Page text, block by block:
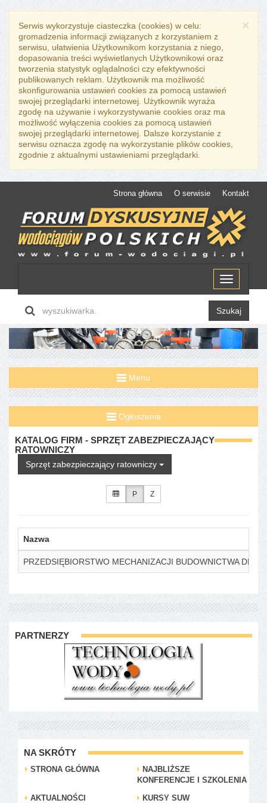
×
Serwis wykorzystuje ciasteczka (cookies) w celu:
gromadzenia informacji związanych z korzystaniem z
serwisu, ułatwienia Użytkownikom korzystania z niego,
dopasowania treści wyświetlanych Użytkownikowi oraz
tworzenia statystyk oglądalności czy efektywności
publikowanych reklam. Użytkownik ma możliwość
skonfigurowania ustawień cookies za pomocą ustawień
swojej przeglądarki internetowej. Użytkownik wyraża
zgodę na używanie i wykorzystywanie cookies oraz ma
możliwość wyłączenia cookies za pomocą ustawień
swojej przeglądarki internetowej. Dalsze korzystanie z
serwisu oznacza zgodę na wykorzystanie plików cookies,
zgodnie z aktualnymi ustawieniami przeglądarki.
Strona główna O serwisie Kontakt
Menu
Szukaj
Menu
Ogłoszenia
KATALOG FIRM - SPRZĘT ZABEZPIECZAJĄCY
RATOWNICZY
Sprzęt zabezpieczający ratowniczy
P Z
Nazwa
PRZEDSIĘBIORSTWO MECHANIZACJI BUDOWNICTWA
PARTNERZY
NA SKRÓTY
STRONA GŁÓWNA
NAJBLIŻSZE
KONFERENCJE I SZKOLENIA
AKTUALNOŚCI
KURSY SUW